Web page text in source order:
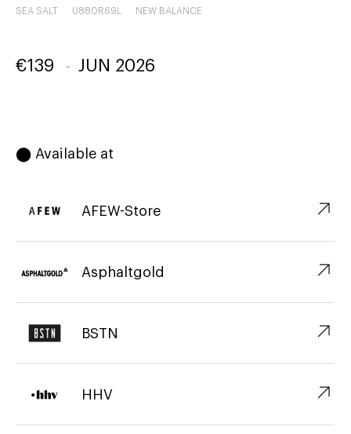
SEA SALT U880R69L NEW BALANCE
€139 - JUN 2026
⬤ Available at
AFEW-Store ↗︎
Asphaltgold ↗︎
BSTN ↗︎
HHV ↗︎